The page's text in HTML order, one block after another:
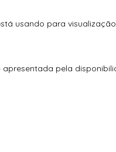
usando para
pela